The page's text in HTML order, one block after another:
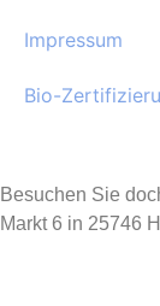
Impressum
Bio-
Besuchen Sie
Markt 6 in 25746